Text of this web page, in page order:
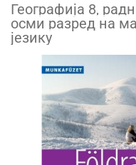
Географија 8,
осми разред на
језику